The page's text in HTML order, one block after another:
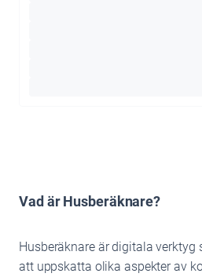
Vad är Husberäknare?
Husberäknare är digitala verktyg
att uppskatta olika aspekter av